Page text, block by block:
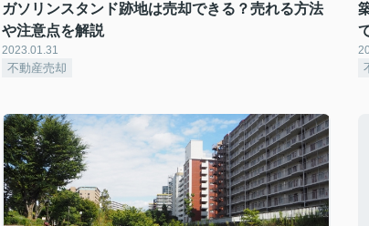
ガソリンスタンド跡地は売却できる？売れる方法
や注意点を解説
2023.01.31
不動産売却